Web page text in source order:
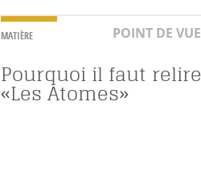
MATIÈRE POINT DE VUE
Pourquoi il faut relire
«Les Atomes»